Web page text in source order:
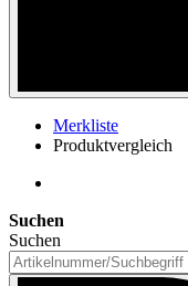
Merkliste
Produktvergleich
Suchen
Suchen